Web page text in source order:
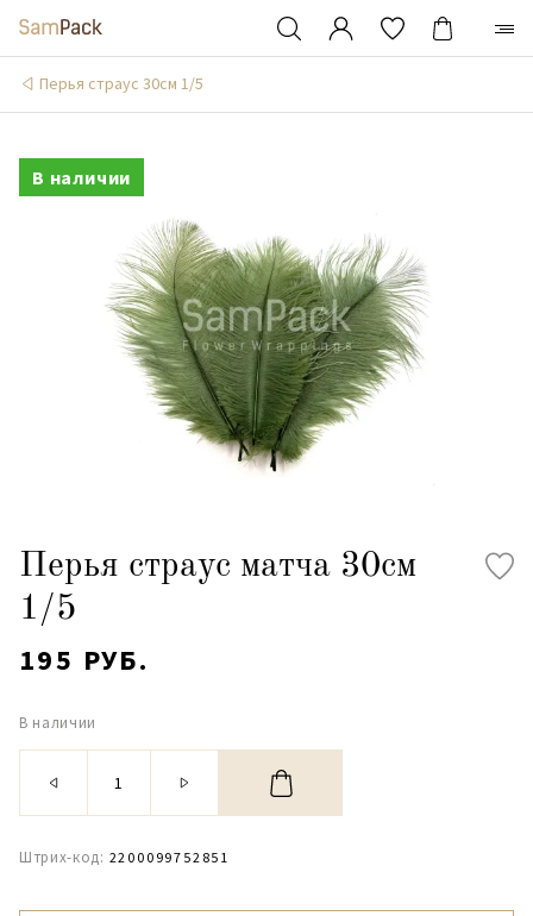
Перья страус 30см 1/5
В наличии
Перья страус матча 30см
1/5
195 РУБ.
В наличии
Штрих-код: 2200099752851